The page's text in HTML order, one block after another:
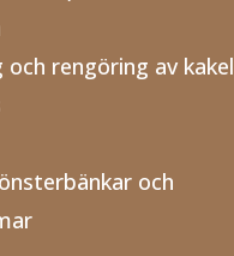
och rengöring av kakel
och